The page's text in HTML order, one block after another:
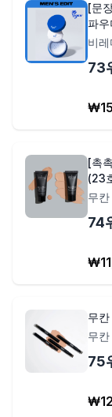
[문
파
비레
73
₩
[촉
(23
무칸
74
₩
무
무칸
75
₩